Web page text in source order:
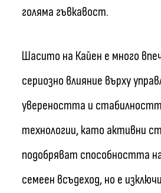
голяма гъвкавост.
Шасито на Кайен е много
сериозно влияние върху
увереността и
технологии, като активни
подобряват способността
семеен всъдеход, но е